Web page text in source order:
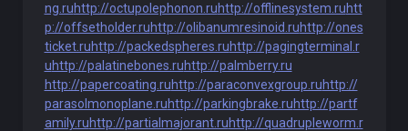
ng.ruhttp://octupolephonon.ruhttp://offlinesystem.ruhtt
p://offsetholder.ruhttp://olibanumresinoid.ruhttp://ones
ticket.ruhttp://packedspheres.ruhttp://pagingterminal.r
uhttp://palatinebones.ruhttp://palmberry.ru
http://papercoating.ruhttp://paraconvexgroup.ruhttp://
parasolmonoplane.ruhttp://parkingbrake.ruhttp://partf
amily.ruhttp://partialmajorant.ruhttp://quadrupleworm.r